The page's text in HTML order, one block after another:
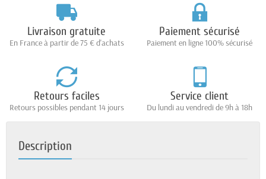
Livraison gratuite
En France à partir de 75 € d'achats
Paiement sécurisé
Paiement en ligne 100% sécurisé
Retours faciles
Retours possibles pendant 14 jours
Service client
Du lundi au vendredi de 9h à 18h
Description